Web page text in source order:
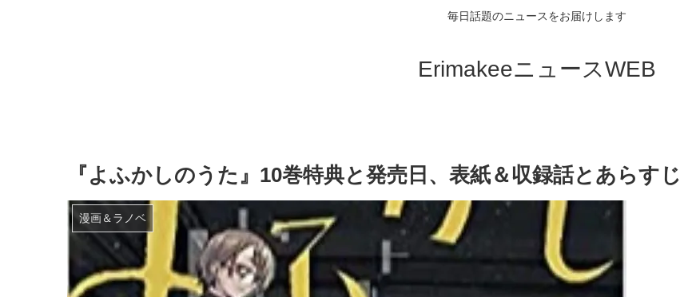
毎日話題のニュースをお届けします
ErimakeeニュースWEB
『よふかしのうた』10巻特典と発売日、表紙＆収録話とあらすじ
漫画＆ラノベ